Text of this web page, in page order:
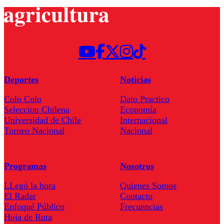
Deportes
Colo Colo
Seleccion Chilena
Universidad de Chile
Torneo Nacional
Noticias
Dato Practico
Economía
Internacional
Nacional
Programas
LLegó la hora
El Radar
Enfoqué Público
Hoja de Ruta
Nosotros
Quienes Somos
Contacto
Frecuencias